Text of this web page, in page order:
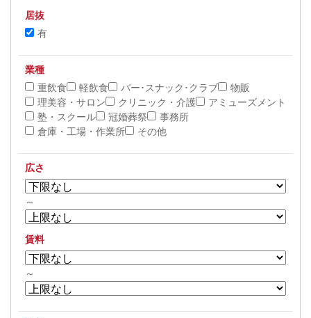
居抜
有
業種
重飲食
軽飲食 バー･スナック･クラブ
物販
理美容・サロン
クリニック・介護
アミューズメント
塾・スクール
冠婚葬祭
事務所
倉庫・工場・作業所
その他
広さ
～
賃料
～